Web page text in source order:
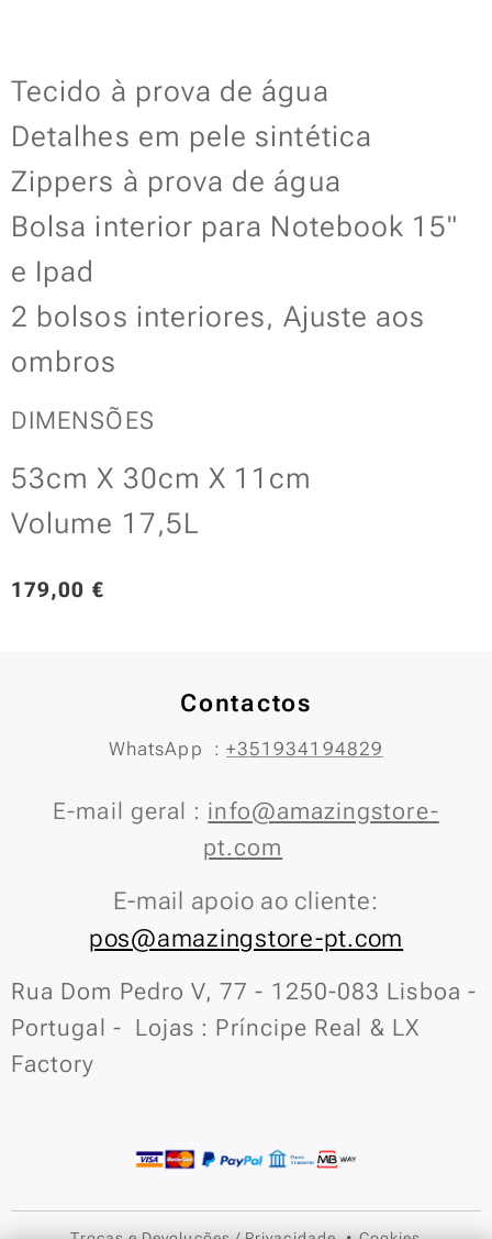
Tecido à prova de água
Detalhes em pele sintética
Zippers à prova de água
Bolsa interior para Notebook 15"
e Ipad
2 bolsos interiores, Ajuste aos
ombros
DIMENSÕES
53cm X 30cm X 11cm
Volume 17,5L
179,00 €
Contactos
WhatsApp : +351934194829
E-mail geral : info@amazingstore-
pt.com
E-mail apoio ao cliente:
pos@amazingstore-pt.com
Rua Dom Pedro V, 77 - 1250-083 Lisboa -
Portugal - Lojas : Príncipe Real & LX
Factory